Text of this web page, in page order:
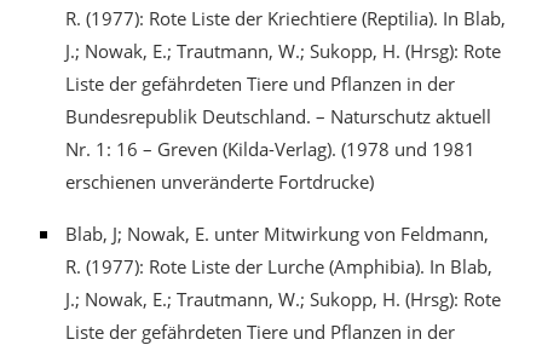
R. (1977): Rote Liste der Kriechtiere (Reptilia). In Blab,
J.; Nowak, E.; Trautmann, W.; Sukopp, H. (Hrsg): Rote
Liste der gefährdeten Tiere und Pflanzen in der
Bundesrepublik Deutschland. – Naturschutz aktuell
Nr. 1: 16 – Greven (Kilda-Verlag). (1978 und 1981
erschienen unveränderte Fortdrucke)
Blab, J; Nowak, E. unter Mitwirkung von Feldmann,
R. (1977): Rote Liste der Lurche (Amphibia). In Blab,
J.; Nowak, E.; Trautmann, W.; Sukopp, H. (Hrsg): Rote
Liste der gefährdeten Tiere und Pflanzen in der